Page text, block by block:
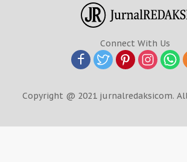
Connect With Us
Copyright @ 2021 jurnalredaksicom.